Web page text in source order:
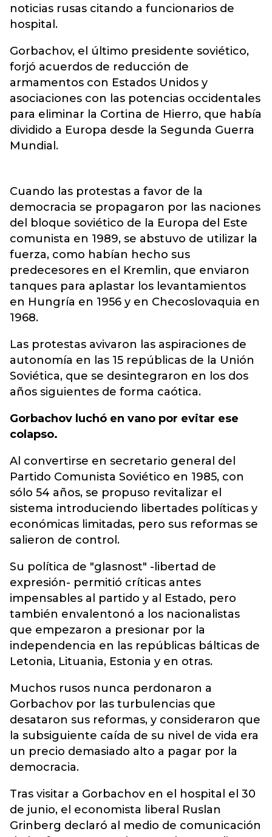
noticias rusas citando a funcionarios de
hospital.
Gorbachov, el último presidente soviético,
forjó acuerdos de reducción de
armamentos con Estados Unidos y
asociaciones con las potencias occidentales
para eliminar la Cortina de Hierro, que había
dividido a Europa desde la Segunda Guerra
Mundial.
Cuando las protestas a favor de la
democracia se propagaron por las naciones
del bloque soviético de la Europa del Este
comunista en 1989, se abstuvo de utilizar la
fuerza, como habían hecho sus
predecesores en el Kremlin, que enviaron
tanques para aplastar los levantamientos
en Hungría en 1956 y en Checoslovaquia en
1968.
Las protestas avivaron las aspiraciones de
autonomía en las 15 repúblicas de la Unión
Soviética, que se desintegraron en los dos
años siguientes de forma caótica.
Gorbachov luchó en vano por evitar ese
colapso.
Al convertirse en secretario general del
Partido Comunista Soviético en 1985, con
sólo 54 años, se propuso revitalizar el
sistema introduciendo libertades políticas y
económicas limitadas, pero sus reformas se
salieron de control.
Su política de "glasnost" -libertad de
expresión- permitió críticas antes
impensables al partido y al Estado, pero
también envalentonó a los nacionalistas
que empezaron a presionar por la
independencia en las repúblicas bálticas de
Letonia, Lituania, Estonia y en otras.
Muchos rusos nunca perdonaron a
Gorbachov por las turbulencias que
desataron sus reformas, y consideraron que
la subsiguiente caída de su nivel de vida era
un precio demasiado alto a pagar por la
democracia.
Tras visitar a Gorbachov en el hospital el 30
de junio, el economista liberal Ruslan
Grinberg declaró al medio de comunicación